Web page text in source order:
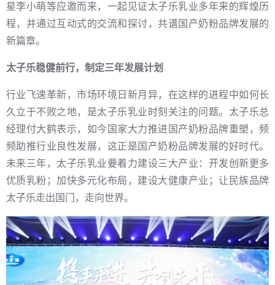
星李小萌等应邀而来，一起见证太子乐乳业多年来的辉煌历
程，并通过互动式的交流和探讨，共谱国产奶粉品牌发展的
新篇章。
太子乐稳健前行，制定三年发展计划
行业飞速革新，市场环境日新月异，在这样的进程中如何长
久立于不败之地，是太子乐乳业时刻关注的问题。太子乐总
经理付大鹤表示，如今国家大力推进国产奶粉品牌重塑，频
频助推行业良性发展，这正是国产奶粉品牌发展的好时代。
未来三年，太子乐乳业要着力建设三大产业：开发创新更多
优质乳粉；加快多元化布局，建设大健康产业；让民族品牌
太子乐走出国门，走向世界。